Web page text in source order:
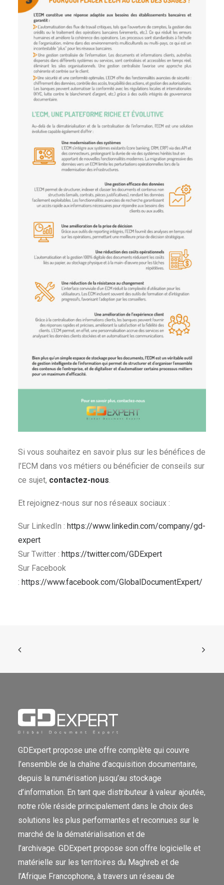
Si vous souhaitez en savoir plus sur les bénéfices de
l’ECM dans vos métiers ou bénéficier de conseils sur
ce sujet, contactez-nous.
Et rejoignez-nous sur nos réseaux sociaux :
Sur LinkedIn : https://www.linkedin.com/company/gd-
expert
Sur Twitter : https://twitter.com/GDExpert
Sur Facebook
: https://www.facebook.com/GlobalDocumentExpert/
GDExpert propose une offre complète qui couvre
l’ensemble de la chaîne d’acquisition documentaire,
depuis la numérisation jusqu’au stockage
d’information. En tant que distributeur à valeur ajoutée,
notre rôle réside principalement dans le choix des
solutions les plus performantes et reconnues sur le
marché de la dématérialisation et de
l’archivage. GDExpert propose son offre logicielle et
matérielle sur les territoires du Maghreb et de
l’Afrique Francophone, à travers un réseau de